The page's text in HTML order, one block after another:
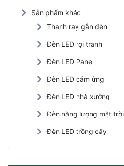
Sản phẩm khác
Thanh ray gắn đèn
Đèn LED rọi tranh
Đèn LED Panel
Đèn LED cảm ứng
Đèn LED nhà xưởng
Đèn năng lượng mặt trời
Đèn LED trồng cây